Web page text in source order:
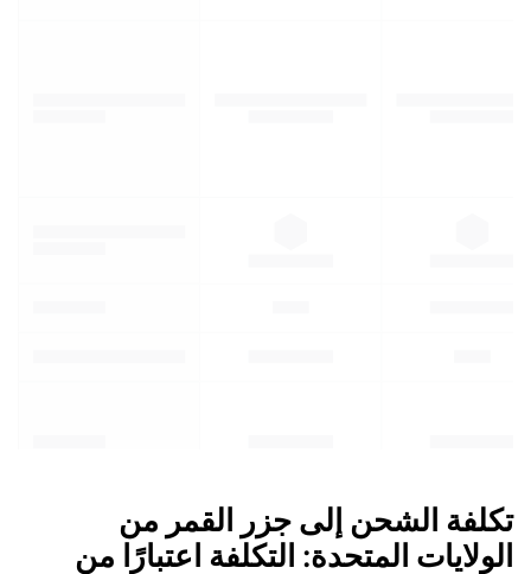
تكلفة الشحن إلى جزر القمر من
الولايات المتحدة: التكلفة اعتبارًا من